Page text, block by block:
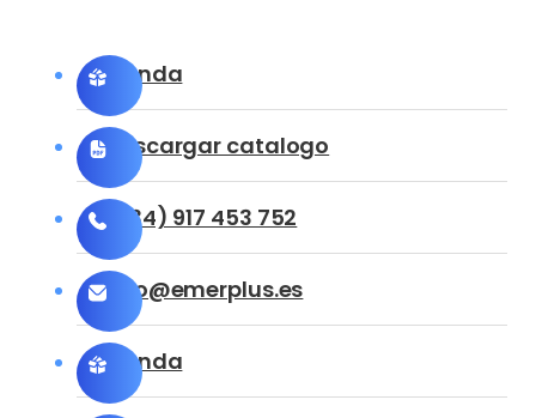
Tienda
Descargar catalogo
(+34) 917 453 752
info@emerplus.es
Tienda